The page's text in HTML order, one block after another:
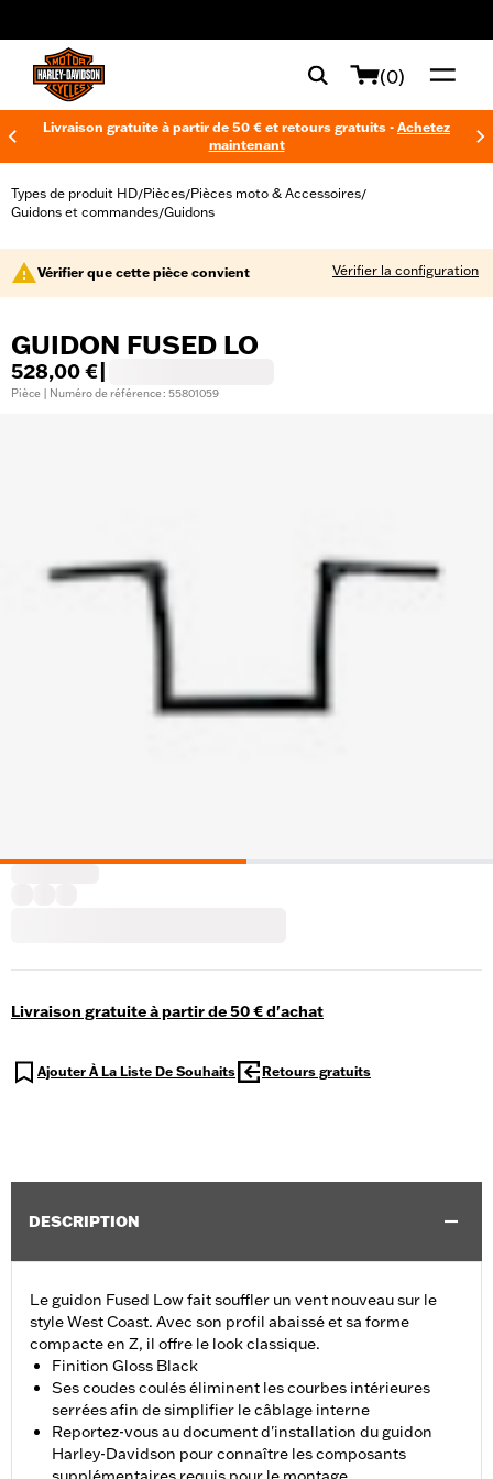
(0)
Livraison gratuite à partir de 50 € et retours gratuits - Achetez
maintenant
Types de produit HD/Pièces/Pièces moto & Accessoires/
Guidons et commandes/Guidons
Vérifier que cette pièce convient Vérifier la configuration
GUIDON FUSED LO
528,00 €
Pièce | Numéro de référence : 55801059
Livraison gratuite à partir de 50 € d'achat
Ajouter À La Liste De Souhaits Retours gratuits
DESCRIPTION
Le guidon Fused Low fait souffler un vent nouveau sur le
style West Coast. Avec son profil abaissé et sa forme
compacte en Z, il offre le look classique.
Finition Gloss Black
Ses coudes coulés éliminent les courbes intérieures
serrées afin de simplifier le câblage interne
Reportez-vous au document d'installation du guidon
Harley-Davidson pour connaître les composants